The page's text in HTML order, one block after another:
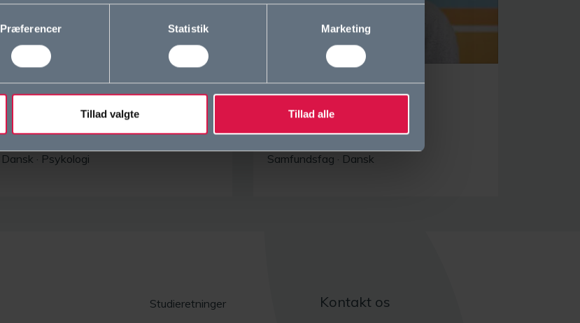
Præferencer Statistik Marketing
Tillad valgte Tillad alle
Dorte Greisgaard Larsen (DL)
Læsevejleder, lærer
dl@ordrupgym.dk
Dansk · Psykologi
Julie Baden Dambo-Korch (JK)
Læsevejleder, lærer
jk@ordrupgym.dk
Samfundsfag · Dansk
Studieretninger Kontakt os